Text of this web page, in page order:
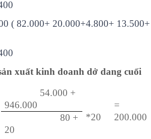
( 82.000+ 20.000+4.800+ 13.500+
xuất kinh doanh dở dang cuối
54.000 +
946.000
*20
=
200.000
80 +
20